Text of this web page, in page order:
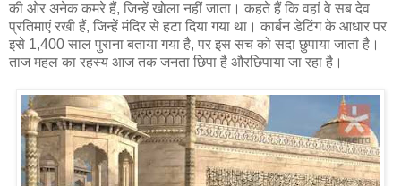
की ओर अनेक कमरे हैं, जिन्हें खोला नहीं जाता। कहते हैं कि वहां वे सब देव
प्रतिमाएं रखी हैं, जिन्हें मंदिर से हटा दिया गया था। कार्बन डेटिंग के आधार पर
इसे 1,400 साल पुराना बताया गया है, पर इस सच को सदा छुपाया जाता है।
ताज महल का रहस्य आज तक जनता छिपा है औरछिपाया जा रहा है।